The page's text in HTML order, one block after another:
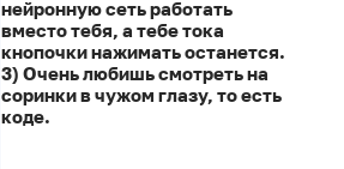
нейронную сеть работать
вместо тебя, а тебе тока
кнопочки нажимать останется.
3) Очень любишь смотреть на
соринки в чужом глазу, то есть
коде.